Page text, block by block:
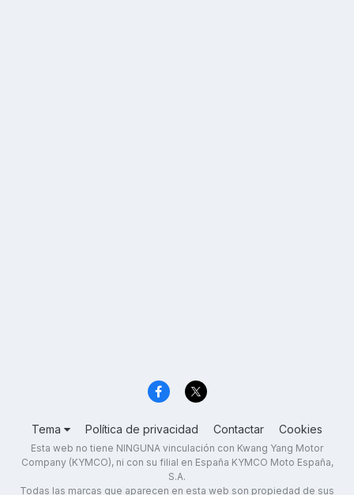
Tema Política de privacidad Contactar Cookies
Esta web no tiene NINGUNA vinculación con Kwang Yang Motor
Company (KYMCO), ni con su filial en España KYMCO Moto España,
S.A.
Todas las marcas que aparecen en esta web son propiedad de sus